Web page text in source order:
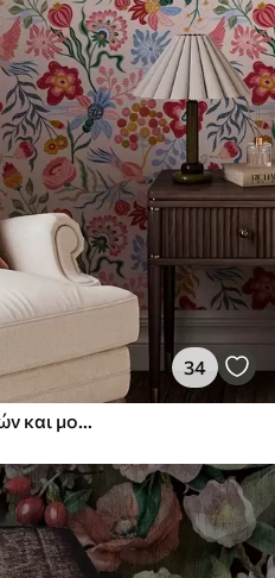
34
Φωτεινή σύνθεση λουλουδιών και μούρων με παπαγάλους